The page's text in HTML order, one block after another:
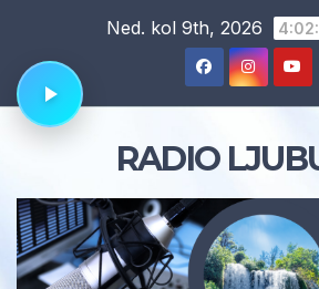
content
Ned. kol 9th, 2026
RADIO